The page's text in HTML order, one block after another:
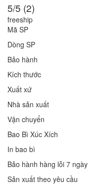
5/5 (2)
freeship
Mã SP
Dòng SP
Bảo hành
Kích thước
Xuất xứ
Nhà sản xuất
Vận chuyển
Bao Bì Xúc Xích
In bao bì
Bảo hành hàng lỗi 7 ngày
Sản xuất theo yêu cầu